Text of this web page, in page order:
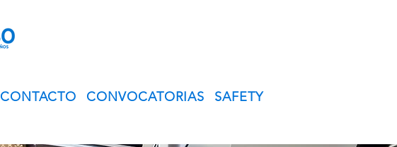
CONTACTO CONVOCATORIAS SAFETY